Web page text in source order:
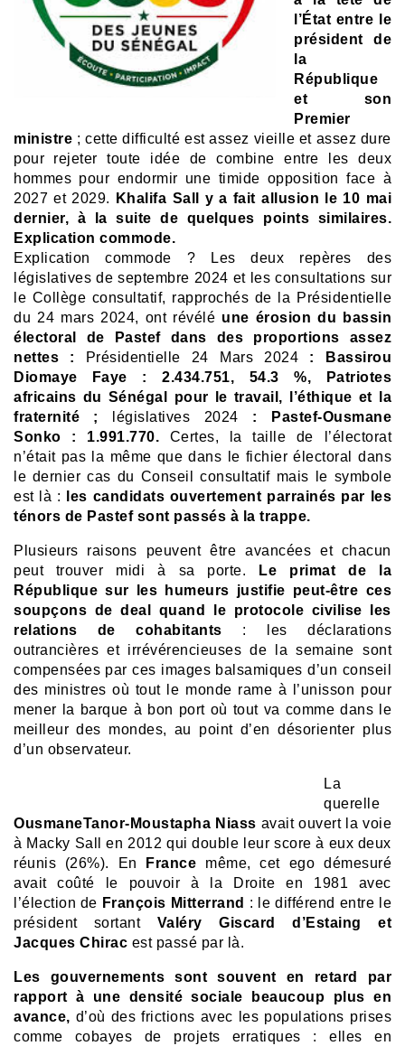
l’État entre le
président de
la
République
et son
Premier
ministre ; cette difficulté est assez vieille et assez dure
pour rejeter toute idée de combine entre les deux
hommes pour endormir une timide opposition face à
2027 et 2029.
Khalifa Sall y a fait allusion le 10 mai
dernier, à la suite de quelques points similaires.
Explication commode.
Explication commode ?
Les deux repères des
législatives de septembre 2024 et les consultations sur
le Collège consultatif, rapprochés de la Présidentielle
du 24 mars 2024, ont révélé une érosion du bassin
électoral de Pastef dans des proportions assez
nettes :
Présidentielle 24 Mars 2024 :
Bassirou
Diomaye Faye : 2.434.751, 54.3 %, Patriotes
africains du Sénégal pour le travail, l’éthique et la
fraternité ;
législatives 2024 : Pastef-Ousmane
Sonko : 1.991.770. Certes, la taille de l’électorat
n’était pas la même que dans le fichier électoral dans
le dernier cas du Conseil consultatif mais le symbole
est là :
les candidats ouvertement parrainés par les
ténors de Pastef sont passés à la trappe.
Plusieurs raisons peuvent être avancées et chacun
peut trouver midi à sa porte.
Le primat de la
République sur les humeurs justifie peut-être ces
soupçons de deal quand le protocole civilise les
relations de cohabitants : les déclarations
outrancières et irrévérencieuses de la semaine sont
compensées par ces images balsamiques d’un conseil
des ministres où tout le monde rame à l’unisson pour
mener la barque à bon port où tout va comme dans le
meilleur des mondes, au point d’en désorienter plus
d’un observateur.
La
querelle
OusmaneTanor-Moustapha Niass avait ouvert la voie
à Macky Sall en 2012 qui double leur score à eux deux
réunis (26%).
En France même, cet ego démesuré
avait coûté le pouvoir à la Droite en 1981 avec
l’élection de François Mitterrand : le différend entre le
président sortant Valéry Giscard d’Estaing et
Jacques Chirac est passé par là.
Les gouvernements sont souvent en retard par
rapport à une densité sociale beaucoup plus en
avance, d’où des frictions avec les populations prises
comme cobayes de projets erratiques : elles en